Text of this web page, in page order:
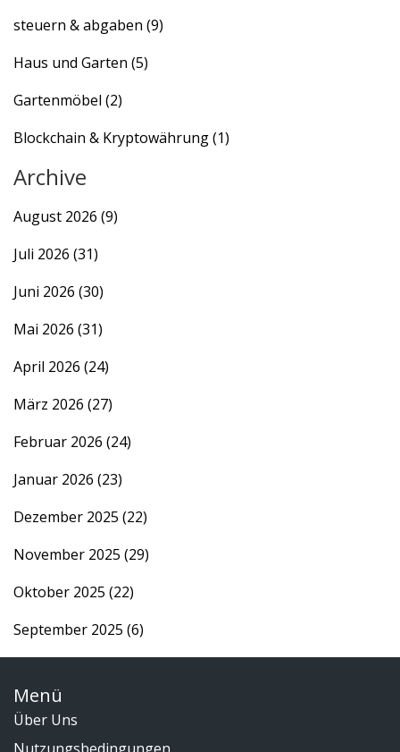
steuern & abgaben (9)
Haus und Garten (5)
Gartenmöbel (2)
Blockchain & Kryptowährung(1)
Archive
August 2026 (9)
Juli 2026 (31)
Juni 2026 (30)
Mai 2026 (31)
April 2026 (24)
März 2026 (27)
Februar 2026 (24)
Januar 2026 (23)
Dezember 2025 (22)
November 2025 (29)
Oktober 2025 (22)
September 2025 (6)
Menü
Über Uns
Nutzungsbedingungen